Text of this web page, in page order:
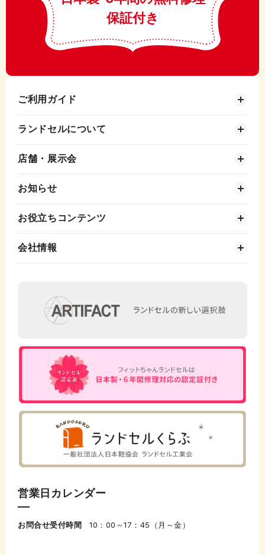
保証付き
ご利用ガイド
ランドセルについて
店舗・展示会
お知らせ
お役立ちコンテンツ
会社情報
営業日カレンダー
お問合せ受付時間 10：00～17：45（月～金）